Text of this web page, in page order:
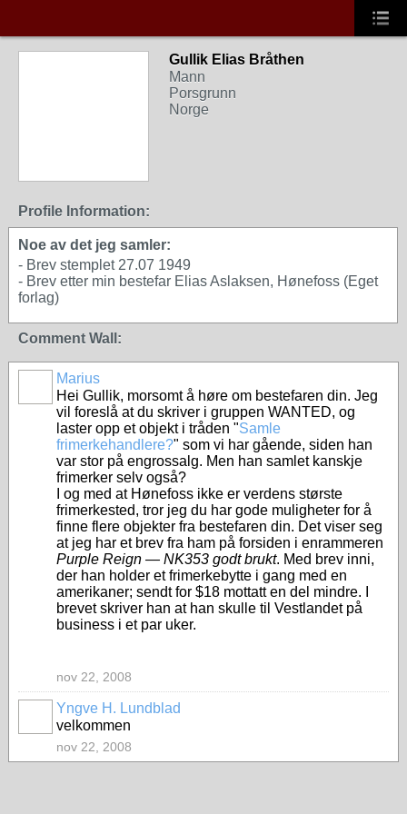
Gullik Elias Bråthen
Mann
Porsgrunn
Norge
Profile Information:
Noe av det jeg samler:
- Brev stemplet 27.07 1949
- Brev etter min bestefar Elias Aslaksen, Hønefoss (Eget
forlag)
Comment Wall:
Marius
Hei Gullik, morsomt å høre om bestefaren din. Jeg
vil foreslå at du skriver i gruppen WANTED, og
laster opp et objekt i tråden "Samle
frimerkehandlere?" som vi har gående, siden han
var stor på engrossalg. Men han samlet kanskje
frimerker selv også?
I og med at Hønefoss ikke er verdens største
frimerkested, tror jeg du har gode muligheter for å
finne flere objekter fra bestefaren din. Det viser seg
at jeg har et brev fra ham på forsiden i enrammeren
Purple Reign — NK353 godt brukt. Med brev inni,
der han holder et frimerkebytte i gang med en
amerikaner; sendt for $18 mottatt en del mindre. I
brevet skriver han at han skulle til Vestlandet på
business i et par uker.
nov 22, 2008
Yngve H. Lundblad
velkommen
nov 22, 2008